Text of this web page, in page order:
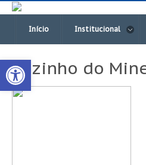
Open toolbar
Início Institucional
Zezinho do